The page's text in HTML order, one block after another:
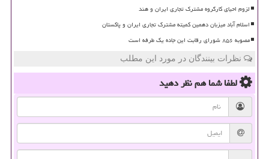
لزوم احیای کارگروه مشترک تجاری ایران و هند
اسلام آباد میزبان دهمین کمیته مشترک تجاری ایران و پاکستان
مصوبه ۸۵۶ شورای رقابت این جاده یک طرفه است
نظرات بینندگان در مورد این مطلب
لطفا شما همنظر دهید